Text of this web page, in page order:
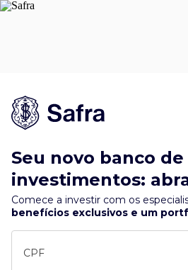
Seu novo banco de
investimentos:
Comece a investir com os
benefícios exclusivos e um
CPF